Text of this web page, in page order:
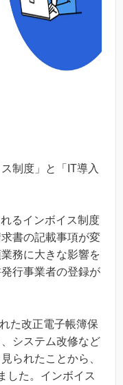
制度」と「IT導入
るインボイス制度
書の記載事項が変
務に大きな影響を
行事業者の登録が
た改正電子帳簿保
システム改修など
られたことから、
した。インボイス